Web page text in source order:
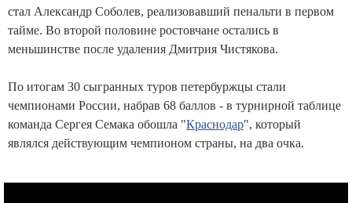
стал Александр Соболев, реализовавший пенальти в первом
тайме. Во второй половине ростовчане остались в
меньшинстве после удаления Дмитрия Чистякова.
По итогам 30 сыгранных туров петербуржцы стали
чемпионами России, набрав 68 баллов - в турнирной таблице
команда Сергея Семака обошла "Краснодар", который
являлся действующим чемпионом страны, на два очка.